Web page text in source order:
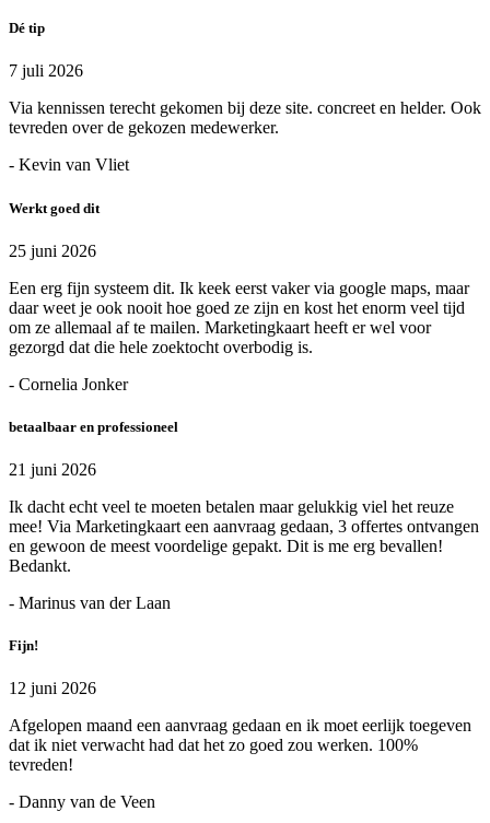
Dé tip
7 juli 2026
Via kennissen terecht gekomen bij deze site. concreet en helder. Ook
tevreden over de gekozen medewerker.
- Kevin van Vliet
Werkt goed dit
25 juni 2026
Een erg fijn systeem dit. Ik keek eerst vaker via google maps, maar
daar weet je ook nooit hoe goed ze zijn en kost het enorm veel tijd
om ze allemaal af te mailen. Marketingkaart heeft er wel voor
gezorgd dat die hele zoektocht overbodig is.
- Cornelia Jonker
betaalbaar en professioneel
21 juni 2026
Ik dacht echt veel te moeten betalen maar gelukkig viel het reuze
mee! Via Marketingkaart een aanvraag gedaan, 3 offertes ontvangen
en gewoon de meest voordelige gepakt. Dit is me erg bevallen!
Bedankt.
- Marinus van der Laan
Fijn!
12 juni 2026
Afgelopen maand een aanvraag gedaan en ik moet eerlijk toegeven
dat ik niet verwacht had dat het zo goed zou werken. 100%
tevreden!
- Danny van de Veen